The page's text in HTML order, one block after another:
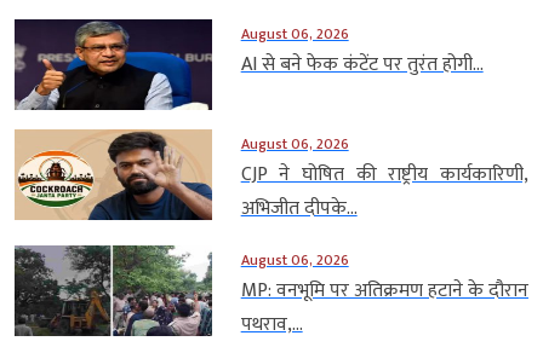
August 06, 2026
AI से बने फेक कंटेंट पर तुरंत होगी...
August 06, 2026
CJP ने घोषित की राष्ट्रीय कार्यकारिणी,
अभिजीत दीपके...
August 06, 2026
MP: वनभूमि पर अतिक्रमण हटाने के दौरान
पथराव,...